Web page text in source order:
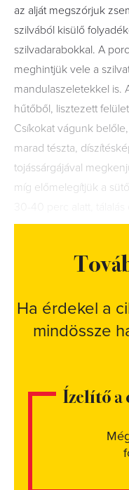
az alját megszórjuk
szilvából kisülő
szilvadarabokkal. A
meghintjük vele a
mandulaszeletekkel is.
hűtőből, lisztezett
Csíkokat vágunk
marad tészta,
tojássárgájával
míg előmelegítjük a
Ha érdekel a
mindössze
Ízelítő